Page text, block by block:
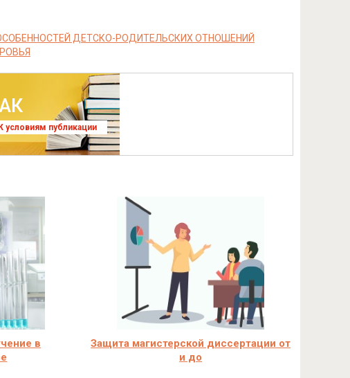
ДЕТСКО-РОДИТЕЛЬСКИХ ОТНОШЕНИЙ
условиям публикации
в
Защита магистерской диссертации от
и до